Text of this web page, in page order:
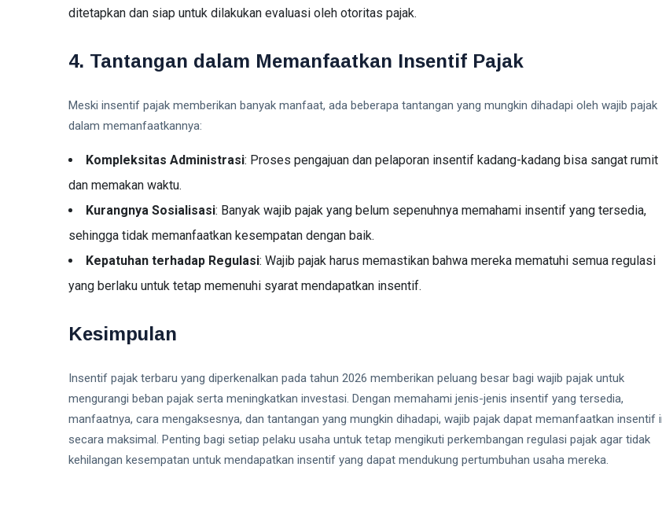
ditetapkan dan siap untuk dilakukan evaluasi oleh otoritas pajak.
4. Tantangan dalam Memanfaatkan Insentif Pajak
Meski insentif pajak memberikan banyak manfaat, ada beberapa tantangan yang mungkin dihadapi oleh wajib pajak
dalam memanfaatkannya:
Kompleksitas Administrasi: Proses pengajuan dan pelaporan insentif kadang-kadang bisa sangat rumit
dan memakan waktu.
Kurangnya Sosialisasi: Banyak wajib pajak yang belum sepenuhnya memahami insentif yang tersedia,
sehingga tidak memanfaatkan kesempatan dengan baik.
Kepatuhan terhadap Regulasi: Wajib pajak harus memastikan bahwa mereka mematuhi semua regulasi
yang berlaku untuk tetap memenuhi syarat mendapatkan insentif.
Kesimpulan
Insentif pajak terbaru yang diperkenalkan pada tahun 2026 memberikan peluang besar bagi wajib pajak untuk
mengurangi beban pajak serta meningkatkan investasi. Dengan memahami jenis-jenis insentif yang tersedia,
manfaatnya, cara mengaksesnya, dan tantangan yang mungkin dihadapi, wajib pajak dapat memanfaatkan insentif
secara maksimal. Penting bagi setiap pelaku usaha untuk tetap mengikuti perkembangan regulasi pajak agar tidak
kehilangan kesempatan untuk mendapatkan insentif yang dapat mendukung pertumbuhan usaha mereka.